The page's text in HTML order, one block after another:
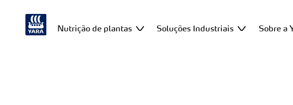
Nutrição de plantas Soluções Industriais Sobre a